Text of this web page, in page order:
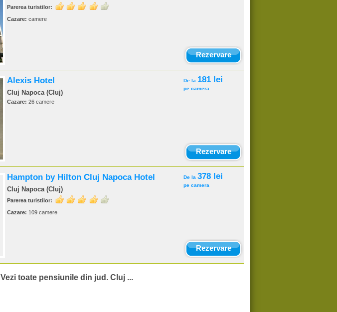
Parerea turistilor:
Cazare: camere
Rezervare
Alexis Hotel
Cluj Napoca (Cluj)
Cazare: 26 camere
De la 181 lei
pe camera
Rezervare
Hampton by Hilton Cluj Napoca Hotel
Cluj Napoca (Cluj)
Parerea turistilor:
Cazare: 109 camere
De la 378 lei
pe camera
Rezervare
Vezi toate pensiunile din jud. Cluj ...